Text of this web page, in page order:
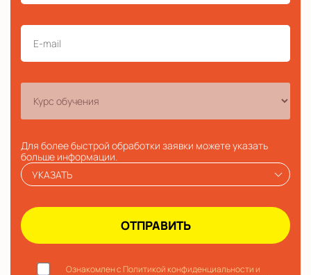
Для более быстрой обработки заявки можете указать
больше информации.
УКАЗАТЬ
Ознакомлен с Политикой конфиденциальности и